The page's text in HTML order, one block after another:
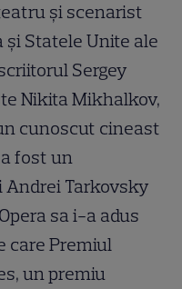
și scenarist
și Statele Unite ale
Sergey
Nikita Mikhalkov,
cunoscut cineast
fost un
Tarkovsky
sa i-a adus
care Premiul
un premiu